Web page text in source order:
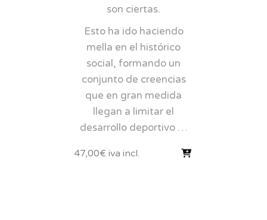
son ciertas.
Esto ha ido haciendo
mella en el histórico
social, formando un
conjunto de creencias
que en gran medida
llegan a limitar el
desarrollo deportivo …
47,00€ iva incl.